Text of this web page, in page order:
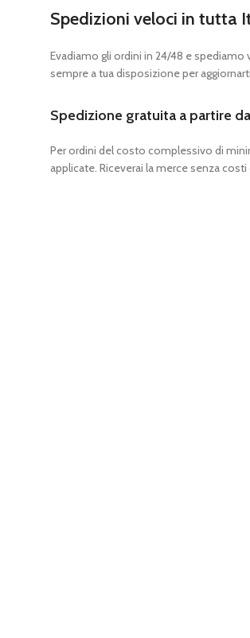
Spedizioni veloci in tutta
Evadiamo gli ordini in 24/48 e
sempre a tua disposizione per
Spedizione gratuita a partire
Per ordini del costo complessivo di
applicate. Riceverai la merce senza